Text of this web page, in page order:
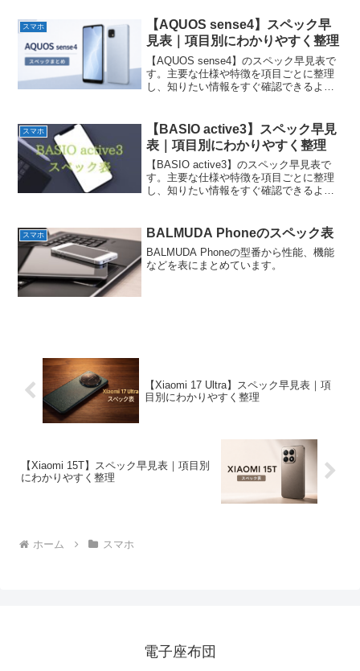
スマホ
【AQUOS sense4】スペック早
見表｜項目別にわかりやすく整理
【AQUOS sense4】のスペック早見表で
す。主要な仕様や特徴を項目ごとに整理
し、知りたい情報をすぐ確認できるよう
スマホ
【BASIO active3】スペック早見
表｜項目別にわかりやすく整理
【BASIO active3】のスペック早見表で
す。主要な仕様や特徴を項目ごとに整理
し、知りたい情報をすぐ確認できるよう
スマホ BALMUDA Phoneのスペック表
BALMUDA Phoneの型番から性能、機能
などを表にまとめています。
【Xiaomi 17 Ultra】スペック早見表｜項
目別にわかりやすく整理
【Xiaomi 15T】スペック早見表｜項目別
にわかりやすく整理
ホーム スマホ
電子座布団